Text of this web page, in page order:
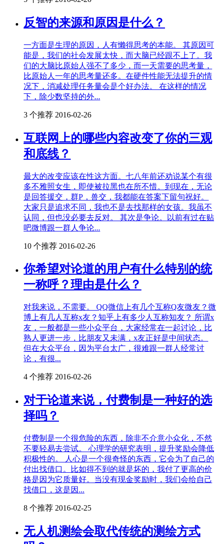
反智的来源和原因是什么？
一方面是生理的原因，人有懒得思考的本能。 其原因可
能是，我们的社会发展太快，而大脑已经跟不上了。我
们的大脑比原始人强不了多少，而一天需要的思考量，
比原始人一年的思考量还多。在硬件性能无法提升的情
况下，消减处理任务量会是个好办法。 在这样的情况
下，除少数坚持的外...
3 个推荐 2016-02-26
互联网上的哪些内容改变了你的三观
和底线？
最大的改变应该在性这方面。七八年前还劝说某个有很
多不雅照女生，即使被拉黑也在所不惜。到现在，无论
是回答援交，群P，兽交，我都能在答案下留句祝好。
大家只是追求不同，我也不是去找那样的女孩。我虽不
认同，但也没必要去反对。 其次是争论。以前有过在贴
吧微博跟一群人争论...
10 个推荐 2016-02-26
你希望对论道的用户有什么特别的统
一称呼？理由是什么？
对我来说，不需要。 QQ微信上有几个互称Q友微友？微
博上有几人互称x友？知乎上有多少人互称知友？ 所谓x
友，一般都是一些小众平台，大家经常在一起讨论，比
熟人更进一步，比朋友又未满，x友正好是中间状态。
但在大众平台，因为平台太广，很难跟一群人经常讨
论，有很...
4 个推荐 2016-02-26
对于论道来说，付费制是一种好的选
择吗？
付费制是一个很危险的东西，除非不介意小众化，不然
不要轻易去尝试。 心理学的研究表明，提升奖励会降低
积极性的。 人心是一个很奇怪的东西，它会为了自己的
付出找借口。比如得不到的就是坏的，我付了更高的价
格是因为它质量好。当没有现金奖励时，我们会给自己
找借口，这是因...
8 个推荐 2016-02-25
无人机测绘会取代传统的测绘方式